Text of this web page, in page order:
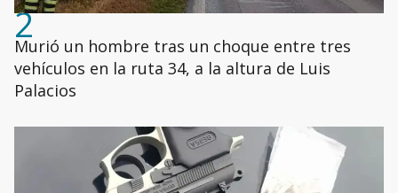
2
Murió un hombre tras un choque entre tres
vehículos en la ruta 34, a la altura de Luis
Palacios